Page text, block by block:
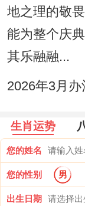
地之理的敬
能为整个庆
其乐融融...
2026年3月
生肖运势
您的姓名
您的性别 男
出生日期